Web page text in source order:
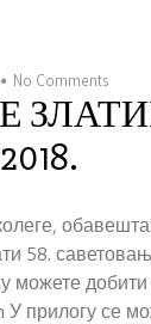
No Comments
58.
можете
У прилогу